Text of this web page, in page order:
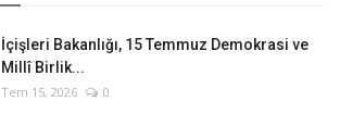
İçişleri Bakanlığı, 15 Temmuz Demokrasi ve
Millî Birlik...
Tem 15, 2026 0